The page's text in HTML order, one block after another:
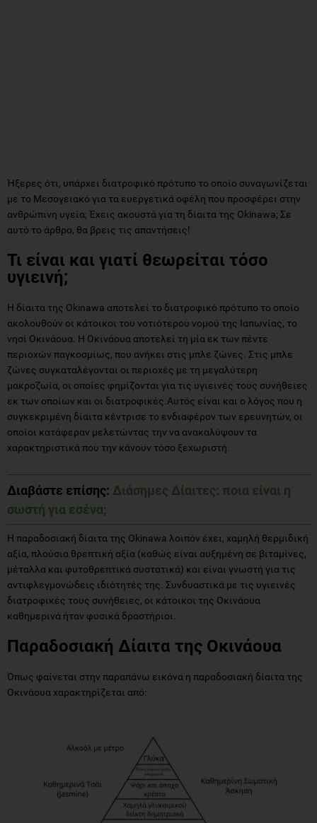
Ήξερες ότι, υπάρχει διατροφικό πρότυπο το οποίο συναγωνίζεται
με το Μεσογειακό για τα ευεργετικά οφέλη που προσφέρει στην
ανθρώπινη υγεία; Έχεις ακουστά για τη δίαιτα της Okinawa; Σε
αυτό το άρθρο, θα βρεις τις απαντήσεις!
Τι είναι και γιατί θεωρείται τόσο
υγιεινή;
Η δίαιτα της Okinawa αποτελεί το διατροφικό πρότυπο το οποίο
ακολουθούν οι κάτοικοι του νοτιότερου νομού της Ιαπωνίας, το
νησί Οκινάουα. Η Οκινάουα αποτελεί τη μία εκ των πέντε
περιοχών παγκοσμίως, που ανήκει στις μπλε ζώνες. Στις μπλε
ζώνες συγκαταλέγονται οι περιοχές με τη μεγαλύτερη
μακροζωία, οι οποίες φημίζονται για τις υγιεινές τους συνήθειες
εκ των οποίων και οι διατροφικές.Αυτός είναι και ο λόγος που η
συγκεκριμένη δίαιτα κέντρισε το ενδιαφέρον των ερευνητών, οι
οποίοι κατάφεραν μελετώντας την να ανακαλύψουν τα
χαρακτηριστικά που την κάνουν τόσο ξεχωριστή.
Διαβάστε επίσης: Διάσημες Δίαιτες: ποια είναι η
σωστή για εσένα;
Η παραδοσιακή δίαιτα της Okinawa λοιπόν έχει, χαμηλή θερμιδική
αξία, πλούσια θρεπτική αξία (καθώς είναι αυξημένη σε βιταμίνες,
μέταλλα και φυτοθρεπτικά συστατικά) και είναι γνωστή για τις
αντιφλεγμονώδεις ιδιότητές της. Συνδυαστικά με τις υγιεινές
διατροφικές τους συνήθειες, οι κάτοικοι της Οκινάουα
καθημερινά ήταν φυσικά δραστήριοι.
Παραδοσιακή Δίαιτα της Οκινάουα
Όπως φαίνεται στην παραπάνω εικόνα η παραδοσιακή δίαιτα της
Οκινάουα χαρακτηρίζεται από: